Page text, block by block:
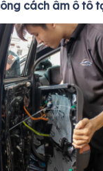
cách âm ô tô